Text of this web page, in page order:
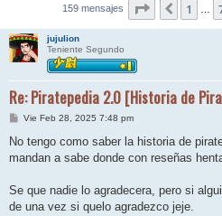
159 mensajes Página9 de
1
jujulion
Teniente Segundo
Re: Piratepedia 2.0 [Historia de
M
n
a
Vie Feb 28, 2025 7:48 pm
No tengo como saber la historia de
mandan a sabe donde con reseñas
Se que nadie lo agradecera, pero si
de una vez si quelo agradezco jeje.